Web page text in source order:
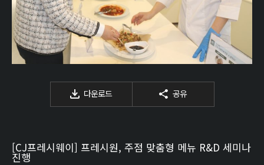
다운로드 공유
[CJ프레시웨이] 프레시원, 주점 맞춤형 메뉴 R&D 세미나
진행